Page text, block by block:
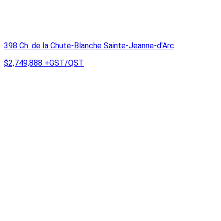
398 Ch. de la Chute-Blanche Sainte-Jeanne-d'Arc
$2,749,888 +GST/QST